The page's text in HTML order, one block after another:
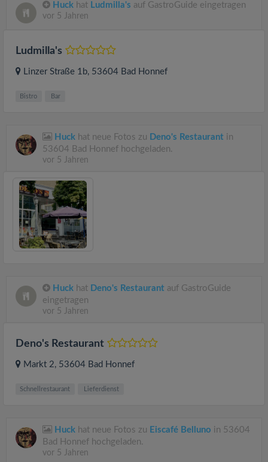
Huck hat Ludmilla's auf GastroGuide eingetragen
vor 5 Jahren
Ludmilla's
Linzer Straße 1b, 53604 Bad Honnef
Bistro Bar
Huck hat neue Fotos zu Deno's Restaurant in
53604 Bad Honnef hochgeladen.
vor 5 Jahren
Huck hat Deno's Restaurant auf GastroGuide
eingetragen
vor 5 Jahren
Deno's Restaurant
Markt 2, 53604 Bad Honnef
Schnellrestaurant Lieferdienst
Huck hat neue Fotos zu Eiscafé Belluno in 53604
Bad Honnef hochgeladen.
vor 5 Jahren